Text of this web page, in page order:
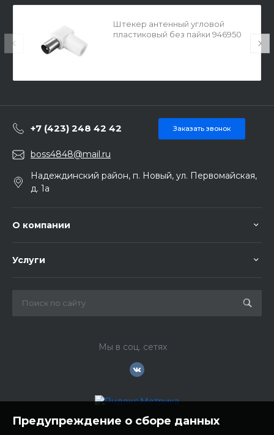
Штекер антенный угловой
пластиковый без пайки 946950
+7 (423) 248 42 42 Заказать звонок
boss4848@mail.ru
Надеждинский район, п. Новый, ул. Первомайская,
д. 1а
О компании
Услуги
Мы в соц. сетях
Предупреждение о сборе данных